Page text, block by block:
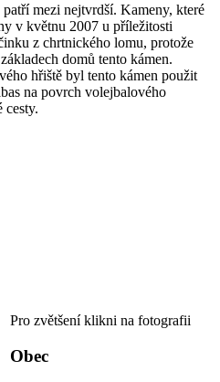
mezi nejtvrdší. Kameny, které
v květnu 2007 u příležitosti
z chrtnického lomu, protože
domů tento kámen.
hřiště byl tento kámen použit
na povrch volejbalového
cesty.
Pro zvětšení klikni na fotografii
Obec